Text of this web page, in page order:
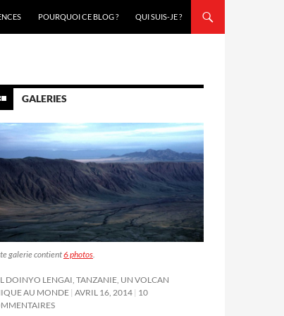
POURQUOI CE BLOG ? QUI SUIS-JE ?
GALERIES
galerie contient6 photos.
DOINYO LENGAI, TANZANIE, UN VOLCAN
AU MONDE AVRIL 16, 2014 10